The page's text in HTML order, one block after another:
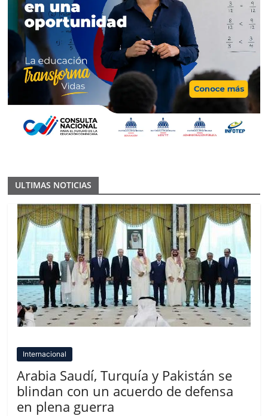
ULTIMAS NOTICIAS
Internacional
Arabia Saudí, Turquía y Pakistán se
blindan con un acuerdo de defensa
en plena guerra